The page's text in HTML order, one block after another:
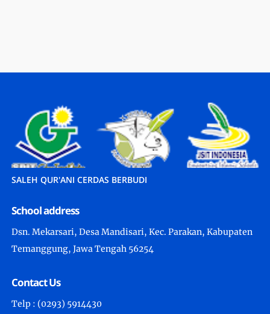
SALEH QUR'ANI CERDAS BERBUDI
School address
Dsn. Mekarsari, Desa Mandisari, Kec. Parakan, Kabupaten
Temanggung, Jawa Tengah 56254
Contact Us
Telp : (0293) 5914430